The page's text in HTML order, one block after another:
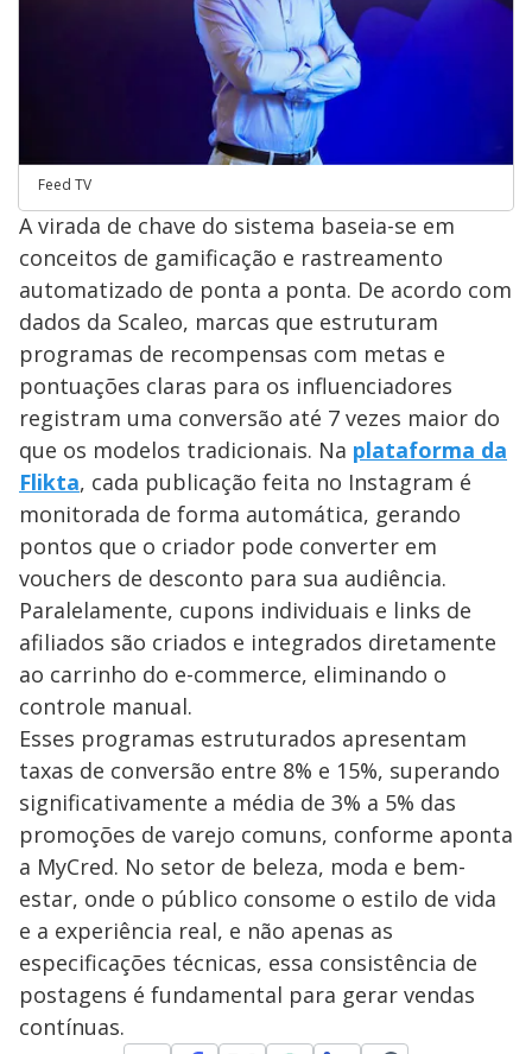
Feed TV
A virada de chave do sistema baseia-se em
conceitos de gamificação e rastreamento
automatizado de ponta a ponta. De acordo com
dados da Scaleo, marcas que estruturam
programas de recompensas com metas e
pontuações claras para os influenciadores
registram uma conversão até 7 vezes maior do
que os modelos tradicionais. Na plataforma da
Flikta, cada publicação feita no Instagram é
monitorada de forma automática, gerando
pontos que o criador pode converter em
vouchers de desconto para sua audiência.
Paralelamente, cupons individuais e links de
afiliados são criados e integrados diretamente
ao carrinho do e-commerce, eliminando o
controle manual.
Esses programas estruturados apresentam
taxas de conversão entre 8% e 15%, superando
significativamente a média de 3% a 5% das
promoções de varejo comuns, conforme aponta
a MyCred. No setor de beleza, moda e bem-
estar, onde o público consome o estilo de vida
e a experiência real, e não apenas as
especificações técnicas, essa consistência de
postagens é fundamental para gerar vendas
contínuas.